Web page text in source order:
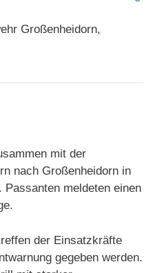
Großenheidorn,
mit der
nach Großenheidorn in
meldeten einen
der Einsatzkräfte
gegeben werden.